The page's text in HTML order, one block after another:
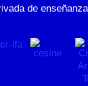
de